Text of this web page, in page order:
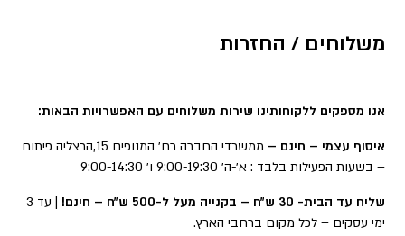
משלוחים / החזרות
אנו מספקים ללקוחותינו שירות משלוחים עם האפשרויות הבאות:
איסוף עצמי – חינם –
ממשרדי החברה רח׳ המנופים 15,הרצליה פיתוח
– בשעות הפעילות בלבד : א׳-ה׳ 9:00-19:30 ו׳ 9:00-14:30
שליח עד הבית- 30 ש״ח – בקנייה מעל ל-500 ש״ח – חינם!
| עד 3
ימי עסקים – לכל מקום ברחבי הארץ.